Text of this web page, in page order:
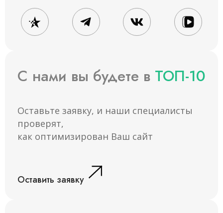
С нами вы будете в ТОП-10
Оставьте заявку, и наши специалисты
проверят,
как оптимизирован Ваш сайт
Оставить заявку